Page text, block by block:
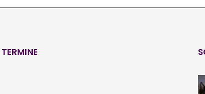
TERMINE